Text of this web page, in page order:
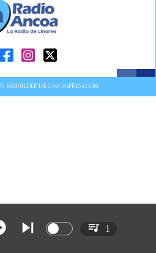
MSBUILDER DE CMS-MSPRESS.COM
1